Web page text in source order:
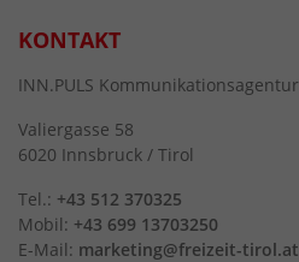
KONTAKT
INN.PULS Kommunikationsagentur
Valiergasse 58
6020 Innsbruck / Tirol
Tel.: +43 512 370325
Mobil: +43 699 13703250
E-Mail: marketing@freizeit-tirol.at